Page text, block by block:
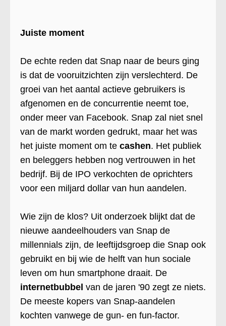
Juiste moment
De echte reden dat Snap naar de beurs ging
is dat de vooruitzichten zijn verslechterd. De
groei van het aantal actieve gebruikers is
afgenomen en de concurrentie neemt toe,
onder meer van Facebook. Snap zal niet snel
van de markt worden gedrukt, maar het was
het juiste moment om te cashen. Het publiek
en beleggers hebben nog vertrouwen in het
bedrijf. Bij de IPO verkochten de oprichters
voor een miljard dollar van hun aandelen.
Wie zijn de klos? Uit onderzoek blijkt dat de
nieuwe aandeelhouders van Snap de
millennials zijn, de leeftijdsgroep die Snap ook
gebruikt en bij wie de helft van hun sociale
leven om hun smartphone draait. De
internetbubbel van de jaren '90 zegt ze niets.
De meeste kopers van Snap-aandelen
kochten vanwege de gun- en fun-factor.